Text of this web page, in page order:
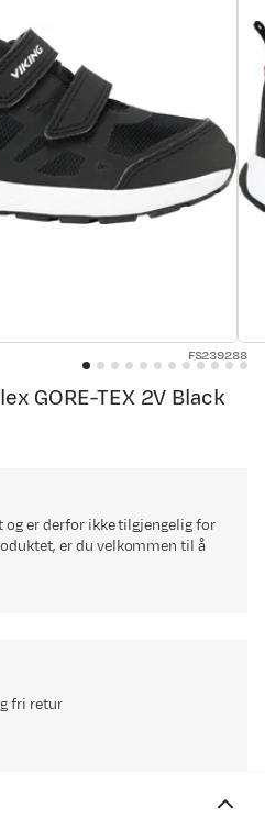
FS239288
GORE-TEX 2V Black
og er derfor ikke tilgjengelig for
er du velkommen til å
fri retur